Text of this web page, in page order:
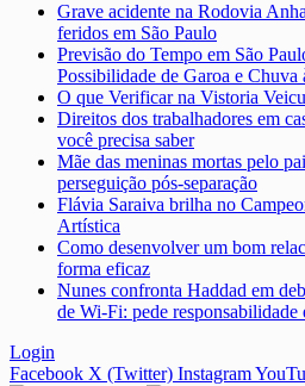
Grave acidente na Rodovia
feridos em São Paulo
Previsão do Tempo em São
Possibilidade de Garoa e Chuva
O que Verificar na Vistoria
Direitos dos trabalhadores em
você precisa saber
Mãe das meninas mortas pelo
perseguição pós-separação
Flávia Saraiva brilha no
Artística
Como desenvolver um bom
forma eficaz
Nunes confronta Haddad em
de Wi-Fi: pede responsabilidade
Login
Facebook X (Twitter) Instagram